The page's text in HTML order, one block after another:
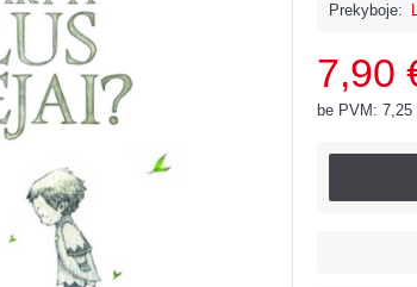
Prekyboje:
7,90
be PVM: 7,25